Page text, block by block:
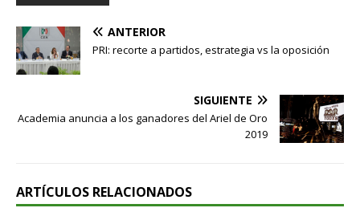
ANTERIOR
PRI: recorte a partidos, estrategia vs la oposición
SIGUIENTE
Academia anuncia a los ganadores del Ariel de Oro
2019
ARTÍCULOS RELACIONADOS